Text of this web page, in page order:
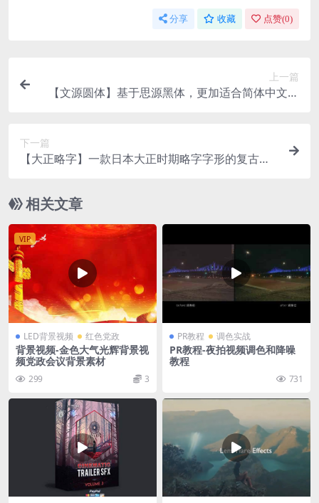
分享 收藏 点赞(0)
上一篇
【文源圆体】基于思源黑体，更加适合简体中文的
下一篇
【大正略字】一款日本大正时期略字字形的复古字
相关文章
VIP
LED背景视频 红色党政
背景视频-金色大气光辉背景视
频党政会议背景素材
299 3
PR教程 调色实战
PR教程-夜拍视频调色和降噪
教程
731